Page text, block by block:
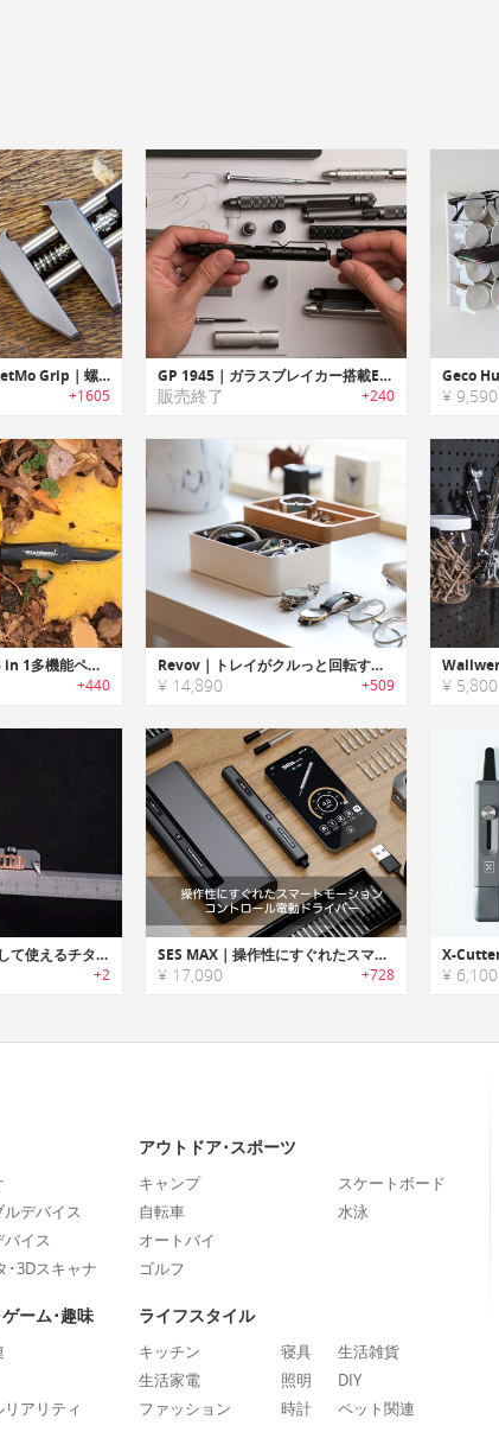
【開封・使用品】MetMo Grip｜螺旋の動きが美しくフィジッティングも楽しめるマルチツール「メトモグリップ」
+1605
GP 1945｜ガラスブレイカー搭載EDCペン「GP 1945」
販売終了 +240 ¥ 9,590
TriTac EDC Pen｜3 in 1多機能ペン「トライタック」
+440
Revov｜トレイがクルっと回転するアクセサリーオーガナイザー「レヴォヴ」
¥ 14,890 +509 ¥ 5,800
Mix 2｜スパナーとして使えるチタン製EDCルーラー
+2
SES MAX｜操作性にすぐれたスマートモーションコントロール電動ドライバー
¥ 17,090 +728 ¥ 6,100
デバイス
イス
･3Dスキャナ
アウトドア･スポーツ
キャンプ
自転車
オートバイ
ゴルフ
スケートボード
水泳
ゲーム･趣味
アリティ
ライフスタイル
キッチン
生活家電
ファッション
寝具
照明
時計
生活雑貨
DIY
ペット関連